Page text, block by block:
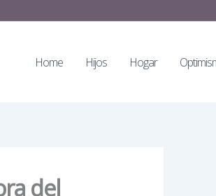
Home
Hijos Hogar
del